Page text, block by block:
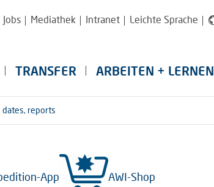
Jobs Mediathek Intranet Leichte Sprache
TRANSFER ARBEITEN + LERNEN
dates, reports
App AWI-Shop